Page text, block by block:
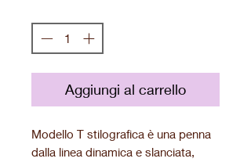
Aggiungi al carrello
Modello T stilografica è una penna
dalla linea dinamica e slanciata,